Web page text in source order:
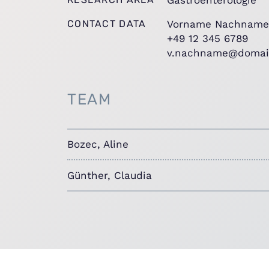
CONTACT DATA
Vorname Nachname
+49 12 345 6789
TEAM
Bozec, Aline
Günther, Claudia